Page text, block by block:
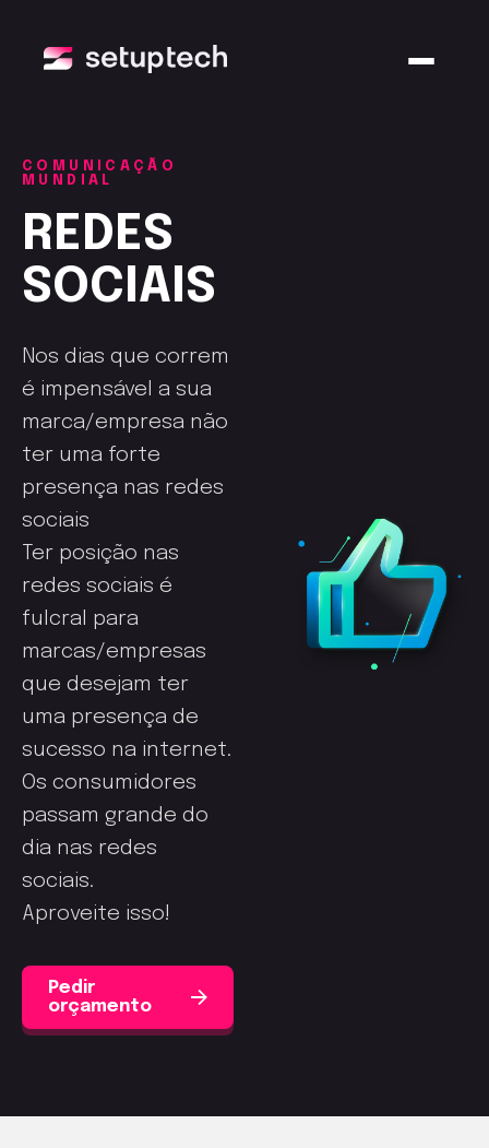
COMUNICAÇÃO
MUNDIAL
REDES
SOCIAIS
Nos dias que correm
é impensável a sua
marca/empresa não
ter uma forte
presença nas redes
sociais
Ter posição nas
redes sociais é
fulcral para
marcas/empresas
que desejam ter
uma presença de
sucesso na internet.
Os consumidores
passam grande do
dia nas redes
sociais.
Aproveite isso!
Pedir
orçamento